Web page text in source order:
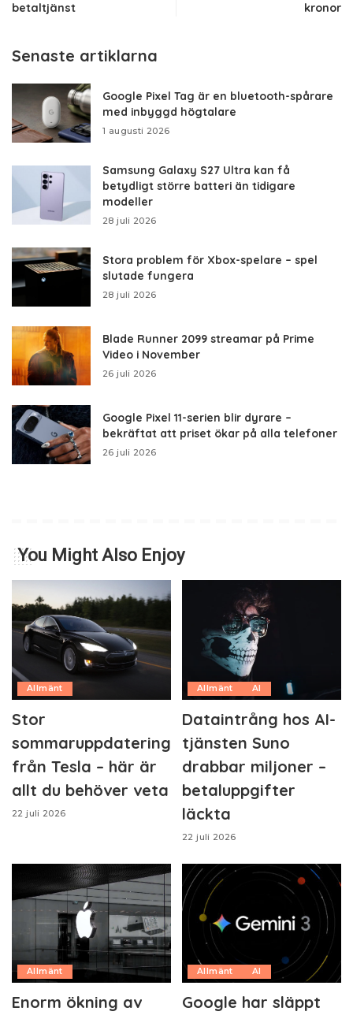
betaltjänst
kronor
Senaste artiklarna
Google Pixel Tag är en bluetooth-spårare
med inbyggd högtalare
1 augusti 2026
Samsung Galaxy S27 Ultra kan få
betydligt större batteri än tidigare
modeller
28 juli 2026
Stora problem för Xbox-spelare – spel
slutade fungera
28 juli 2026
Blade Runner 2099 streamar på Prime
Video i November
26 juli 2026
Google Pixel 11-serien blir dyrare –
bekräftat att priset ökar på alla telefoner
26 juli 2026
You Might Also Enjoy
Allmänt
Stor
sommaruppdatering
från Tesla – här är
allt du behöver veta
22 juli 2026
Allmänt AI
Dataintrång hos AI-
tjänsten Suno
drabbar miljoner –
betaluppgifter
läckta
22 juli 2026
Allmänt
Enorm ökning av
Allmänt AI
Google har släppt